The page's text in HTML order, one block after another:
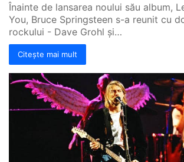
Înainte de lansarea noului său album,
You, Bruce Springsteen s-a reunit cu
rockului - Dave Grohl și…
Citește mai mult